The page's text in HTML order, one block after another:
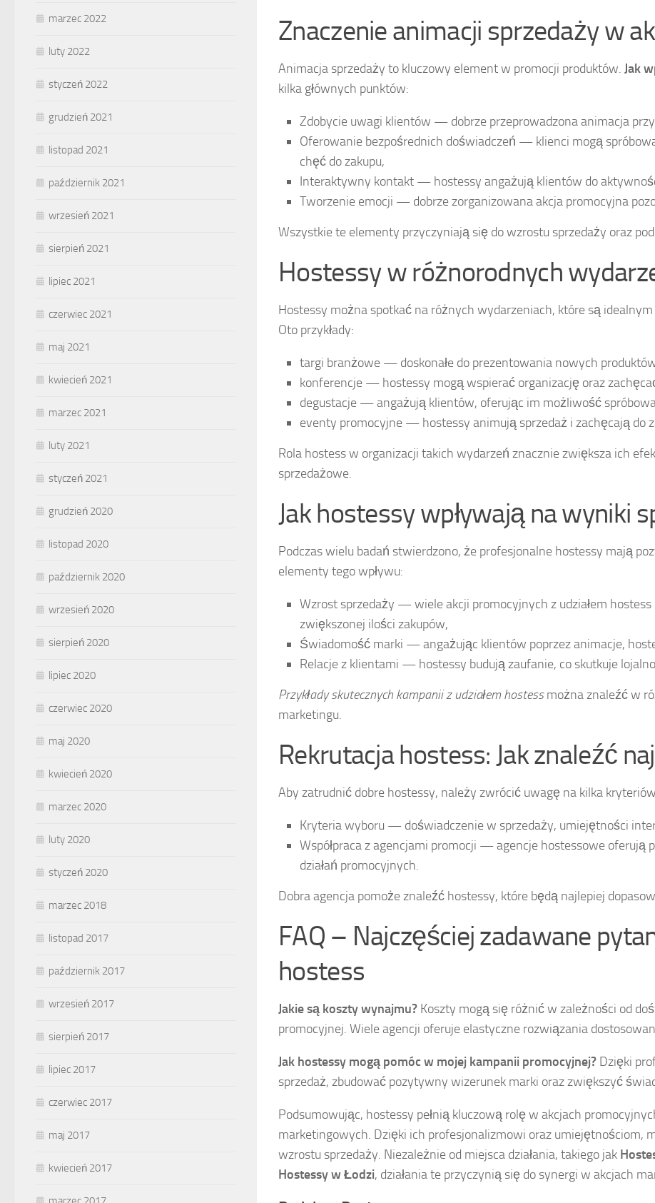
Znaczenie animacji sprzedaży w
Animacja sprzedaży to kluczowy element w promocji produktów. Jak
kilka głównych punktów:
Zdobycie uwagi klientów — dobrze przeprowadzona animacja
Oferowanie bezpośrednich doświadczeń — klienci mogą
chęć do zakupu,
Interaktywny kontakt — hostessy angażują klientów do
Tworzenie emocji — dobrze zorganizowana akcja promocyjna
Wszystkie te elementy przyczyniają się do wzrostu sprzedaży oraz
Hostessy w różnorodnych
Hostessy można spotkać na różnych wydarzeniach, które są
Oto przykłady:
targi branżowe — doskonałe do prezentowania nowych
konferencje — hostessy mogą wspierać organizację oraz
degustacje — angażują klientów, oferując im możliwość
eventy promocyjne — hostessy animują sprzedaż i zachęcają do
Rola hostess w organizacji takich wydarzeń znacznie zwiększa ich
sprzedażowe.
Jak hostessy wpływają na wyniki
Podczas wielu badań stwierdzono, że profesjonalne hostessy mają
elementy tego wpływu:
Wzrost sprzedaży — wiele akcji promocyjnych z udziałem
zwiększonej ilości zakupów,
Świadomość marki — angażując klientów poprzez animacje,
Relacje z klientami — hostessy budują zaufanie, co skutkuje
Przykłady skutecznych kampanii z udziałem hostessmożna znaleźć w
marketingu.
Rekrutacja hostess: Jak znaleźć
Aby zatrudnić dobre hostessy, należy zwrócić uwagę na kilka
Kryteria wyboru — doświadczenie w sprzedaży, umiejętności
Współpraca z agencjami promocji — agencje hostessowe oferują
działań promocyjnych.
Dobra agencja pomoże znaleźć hostessy, które będą najlepiej
FAQ – Najczęściej zadawane
hostess
Jakie są koszty wynajmu? Koszty mogą się różnić w zależności od
promocyjnej. Wiele agencji oferuje elastyczne rozwiązania
Jak hostessy mogą pomóc w mojej kampanii promocyjnej? Dzięki
sprzedaż, zbudować pozytywny wizerunek marki oraz zwiększyć
Podsumowując, hostessy pełnią kluczową rolę w akcjach
marketingowych. Dzięki ich profesjonalizmowi oraz umiejętnościom,
wzrostu sprzedaży. Niezależnie od miejsca działania, takiego jak
Hostessy w Łodzi, działania te przyczynią się do synergi w akcjach
marzec 2022
luty 2022
styczeń 2022
grudzień 2021
listopad 2021
październik 2021
wrzesień 2021
sierpień 2021
lipiec 2021
czerwiec 2021
maj 2021
kwiecień 2021
marzec 2021
luty 2021
styczeń 2021
grudzień 2020
listopad 2020
październik 2020
wrzesień 2020
sierpień 2020
lipiec 2020
czerwiec 2020
maj 2020
kwiecień 2020
marzec 2020
luty 2020
styczeń 2020
marzec 2018
listopad 2017
październik 2017
wrzesień 2017
sierpień 2017
lipiec 2017
czerwiec 2017
maj 2017
kwiecień 2017